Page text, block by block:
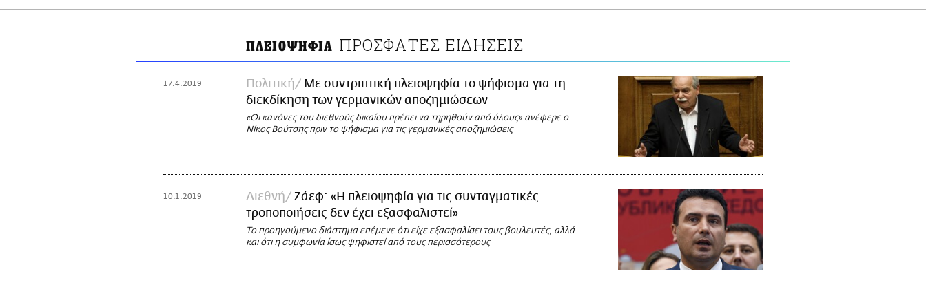
ΠΛΕΙΟΨΗΦΙΑ ΠΡΟΣΦΑΤΕΣ ΕΙΔΗΣΕΙΣ
17.4.2019 Πολιτική
Με συντριπτική πλειοψηφία το ψήφισμα για τη
διεκδίκηση των γερμανικών αποζημιώσεων
«Οι κανόνες του διεθνούς δικαίου πρέπει να τηρηθούν από όλους» ανέφερε ο
Νίκος Βούτσης πριν το ψήφισμα για τις γερμανικές αποζημιώσεις
10.1.2019 Διεθνή
Ζάεφ: «Η πλειοψηφία για τις συνταγματικές
τροποποιήσεις δεν έχει εξασφαλιστεί»
Το προηγούμενο διάστημα επέμενε ότι είχε εξασφαλίσει τους βουλευτές, αλλά
και ότι η συμφωνία ίσως ψηφιστεί από τους περισσότερους